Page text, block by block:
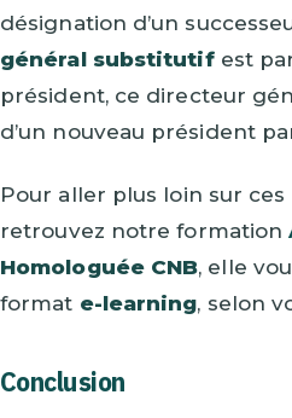
désignation d’un
général substitutifest
président, ce directeur
d’un nouveau président
Pour aller plus loin sur
retrouvez notre formation
Homologuée CNB, elle
format e-learning, selon
Conclusion